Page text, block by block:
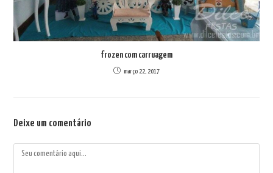
frozen com carruagem
março 22, 2017
Deixe um comentário
Comentário